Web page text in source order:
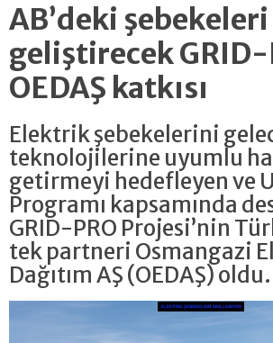
AB’deki şebekeleri
geliştirecek GRID-
OEDAŞ katkısı
Elektrik şebekelerini
teknolojilerine uyumlu
getirmeyi hedefleyen ve
Programı kapsamında
GRID-PRO Projesi’nin
tek partneri Osmangazi
Dağıtım AŞ (OEDAŞ) oldu.